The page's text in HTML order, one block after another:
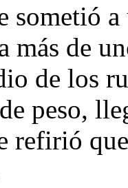
sometió
más de
de los
peso,
refirió